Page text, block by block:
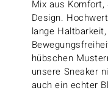
Mix aus
Design.
lange
hübschen
unsere Sneaker
auch ein echter